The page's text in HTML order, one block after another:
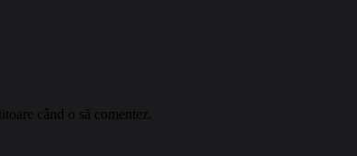
când o să comentez.